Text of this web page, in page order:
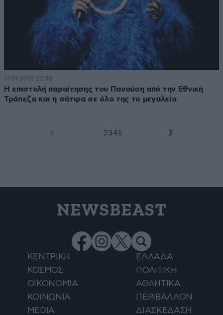
13·01·2018 22:38
Η επιστολή παραίτησης του Πανούση από την Εθνική
Τράπεζα και η σάτιρα σε όλο της το μεγαλείο
23 4 5
NEWSBEAST
ΚΕΝΤΡΙΚΗ
ΕΛΛΑΔΑ
ΚΟΣΜΟΣ
ΠΟΛΙΤΙΚΗ
ΟΙΚΟΝΟΜΙΑ
ΑΘΛΗΤΙΚΑ
ΚΟΙΝΩΝΙΑ
ΠΕΡΙΒΑΛΛΟΝ
MEDIA
ΔΙΑΣΚΕΔΑΣΗ